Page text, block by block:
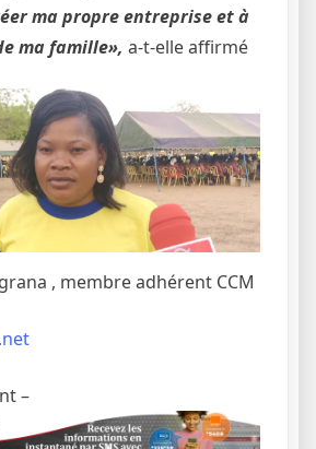
ma propre entreprise et à
ma famille», a-t-elle affirmé
, membre adhérent CCM
–